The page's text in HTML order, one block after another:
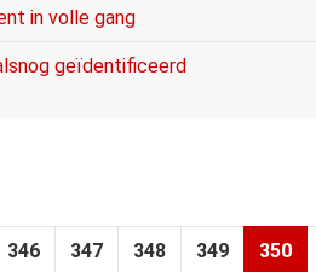
in volle gang
geïdentificeerd
346 347 348 349 350